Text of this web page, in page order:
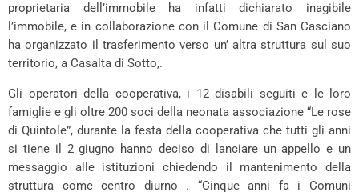
proprietaria dell’immobile ha infatti dichiarato inagibile
l’immobile, e in collaborazione con il Comune di San Casciano
ha organizzato il trasferimento verso un’ altra struttura sul suo
territorio, a Casalta di Sotto,.
Gli operatori della cooperativa, i 12 disabili seguiti e le loro
famiglie e gli oltre 200 soci della neonata associazione “Le rose
di Quintole”, durante la festa della cooperativa che tutti gli anni
si tiene il 2 giugno hanno deciso di lanciare un appello e un
messaggio alle istituzioni chiedendo il mantenimento della
struttura come centro diurno . “Cinque anni fa i Comuni